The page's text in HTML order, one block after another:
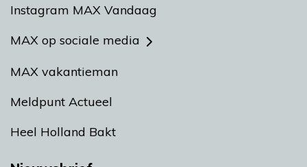
Instagram MAX Vandaag
MAX op sociale media
MAX vakantieman
Meldpunt Actueel
Heel Holland Bakt